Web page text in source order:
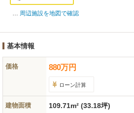
周辺施設を地図で確認
基本情報
価格 880万円
ローン計算
建物面積 109.71m² (33.18坪)